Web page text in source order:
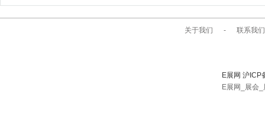
关于我们 - 联系我们
E展网 沪
E展网_展会